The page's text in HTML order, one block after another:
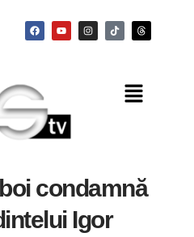
condamnă
Igor